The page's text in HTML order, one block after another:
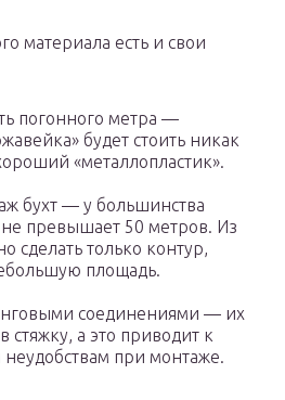
материала есть и свои
погонного метра —
будет стоить никак
«металлопластик».
бухт — у большинства
превышает 50 метров. Из
сделать только контур,
площадь.
соединениями — их
стяжку, а это приводит к
при монтаже.